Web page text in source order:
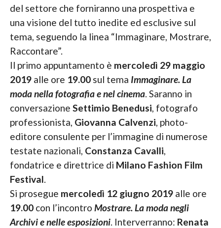
del settore che forniranno una prospettiva e
una visione del tutto inedite ed esclusive sul
tema, seguendo la linea “Immaginare, Mostrare,
Raccontare”.
Il primo appuntamento è mercoledì 29 maggio
2019alle ore 19.00sul tema Immaginare. La
moda nella fotografia e nel cinema. Saranno in
conversazione Settimio Benedusi, fotografo
professionista, Giovanna Calvenzi, photo-
editore consulente per l’immagine di numerose
testate nazionali, Constanza Cavalli,
fondatrice e direttrice di Milano Fashion Film
Festival.
Si prosegue mercoledì 12 giugno 2019alle ore
19.00con l’incontro Mostrare. La moda negli
Archivi e nelle esposizioni. Interverranno: Renata